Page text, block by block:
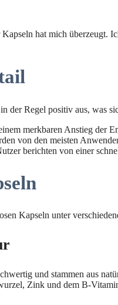
hat mich überzeugt.
der Regel positiv aus, was
merkbaren Anstieg der
von den meisten
berichten von einer
Kapseln unter
und stammen aus
Zink und dem B-